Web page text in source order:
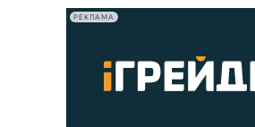
РЕКЛАМА